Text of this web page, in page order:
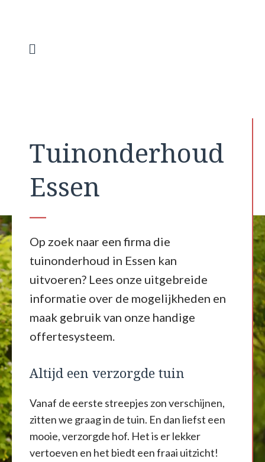
inhoud
Tuinonderhoud
Essen
Op zoek naar een firma die
tuinonderhoud in Essen kan
uitvoeren? Lees onze uitgebreide
informatie over de mogelijkheden en
maak gebruik van onze handige
offertesysteem.
Altijd een verzorgde tuin
Vanaf de eerste streepjes zon verschijnen,
zitten we graag in de tuin. En dan liefst een
mooie, verzorgde hof. Het is er lekker
vertoeven en het biedt een fraai uitzicht!